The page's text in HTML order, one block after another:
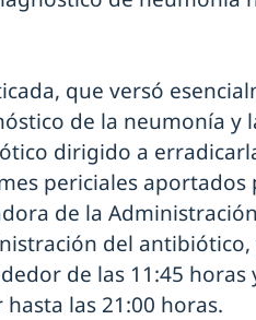
que versó
de la neumonía y
dirigido a
periciales
de la
del
de las 11:45
las 21:00 horas.